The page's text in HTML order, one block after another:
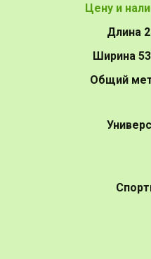
Цену и
Общий